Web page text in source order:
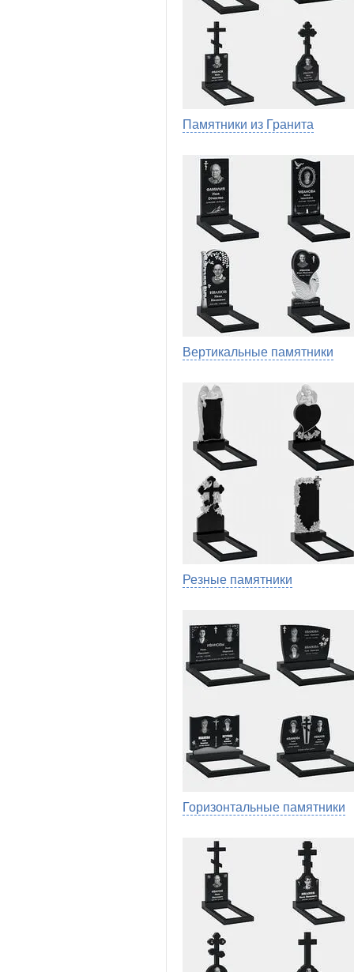
Памятники из Гранита
Вертикальные памятники
Резные памятники
Горизонтальные памятники